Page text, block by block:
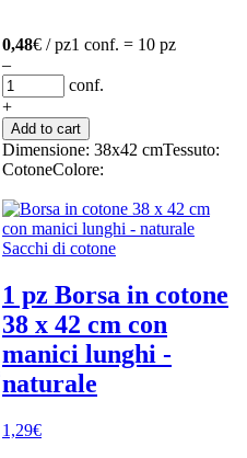
0,48€ / pz1 conf. = 10 pz
–
conf.
+
Add to cart
Dimensione: 38x42 cmTessuto:
CotoneColore:
1 pz Borsa in cotone
38 x 42 cm con
manici lunghi -
naturale
1,29€